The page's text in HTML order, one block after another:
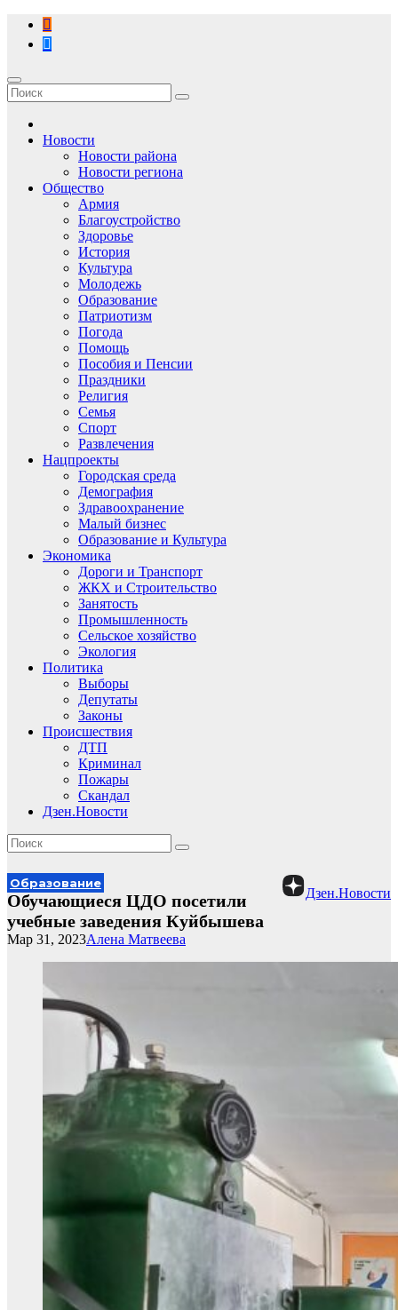
Перейти
содержимому
Новости
Новости района
Новости региона
Общество
Армия
Благоустройство
Здоровье
История
Культура
Молодежь
Образование
Патриотизм
Погода
Помощь
Пособия и Пенсии
Праздники
Религия
Семья
Спорт
Развлечения
Нацпроекты
Городская среда
Демография
Здравоохранение
Малый бизнес
Образование и Культура
Экономика
Дороги и Транспорт
ЖКХ и Строительство
Занятость
Промышленность
Сельское хозяйство
Экология
Политика
Выборы
Депутаты
Законы
Происшествия
ДТП
Криминал
Пожары
Скандал
Дзен.Новости
Дзен.Новости
Образование
Обучающиеся ЦДО посетили
учебные заведения Куйбышева
Алена Матвеева
Мар 31, 2023